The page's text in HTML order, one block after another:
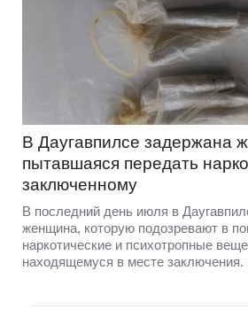
В Даугавпилсе задержана
пытавшаяся передать
заключенному
В последний день июля в
женщина, которую подозревают в
наркотические и психотропные
находящемуся в месте заключения.